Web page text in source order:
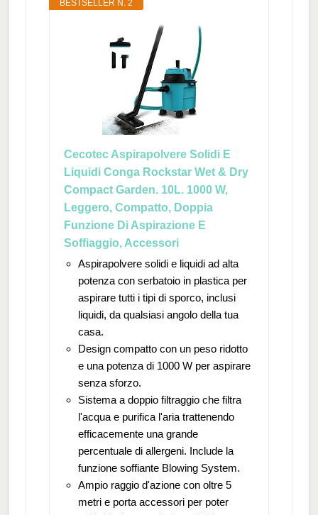
BESTSELLER N. 2
Cecotec Aspirapolvere Solidi E
Liquidi Conga Rockstar Wet & Dry
Compact Garden. 10L. 1000 W,
Leggero, Compatto, Doppia
Funzione Di Aspirazione E
Soffiaggio, Accessori
Aspirapolvere solidi e liquidi ad alta
potenza con serbatoio in plastica per
aspirare tutti i tipi di sporco, inclusi
liquidi, da qualsiasi angolo della tua
casa.
Design compatto con un peso ridotto
e una potenza di 1000 W per aspirare
senza sforzo.
Sistema a doppio filtraggio che filtra
l'acqua e purifica l'aria trattenendo
efficacemente una grande
percentuale di allergeni. Include la
funzione soffiante Blowing System.
Ampio raggio d'azione con oltre 5
metri e porta accessori per poter